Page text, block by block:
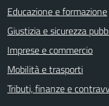
Educazione e formazione
Giustizia e sicurezza
Imprese e commercio
Mobilità e trasporti
Tributi, finanze e